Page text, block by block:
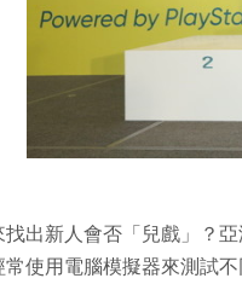
找出新人會否「兒戲」？
常使用電腦模擬器來測試